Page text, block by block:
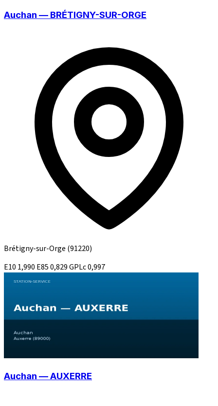
Auchan — BRÉTIGNY-SUR-ORGE
Brétigny-sur-Orge (91220)
E10 1,990 E850,829GPLc0,997
Auchan — AUXERRE